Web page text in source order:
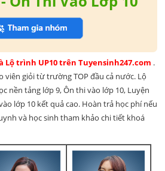
Lộ trình UP10 trên Tuyensinh247.com .
viên giỏi từ trường TOP đầu cả nước. Lộ
nền tảng lớp 9, Ôn thi vào lớp 10, Luyện
lớp 10 kết quả cao. Hoàn trả học phí nếu
và học sinh tham khảo chi tiết khoá